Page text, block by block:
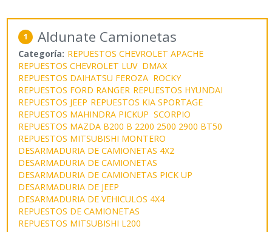
1 Aldunate Camionetas
Categoría: REPUESTOS CHEVROLET APACHE
REPUESTOS CHEVROLET LUV DMAX
REPUESTOS DAIHATSU FEROZA ROCKY
REPUESTOS FORD RANGER REPUESTOS HYUNDAI
REPUESTOS JEEP REPUESTOS KIA SPORTAGE
REPUESTOS MAHINDRA PICKUP SCORPIO
REPUESTOS MAZDA B200 B 2200 2500 2900 BT50
REPUESTOS MITSUBISHI MONTERO
DESARMADURIA DE CAMIONETAS 4X2
DESARMADURIA DE CAMIONETAS
DESARMADURIA DE CAMIONETAS PICK UP
DESARMADURIA DE JEEP
DESARMADURIA DE VEHICULOS 4X4
REPUESTOS DE CAMIONETAS
REPUESTOS MITSUBISHI L200